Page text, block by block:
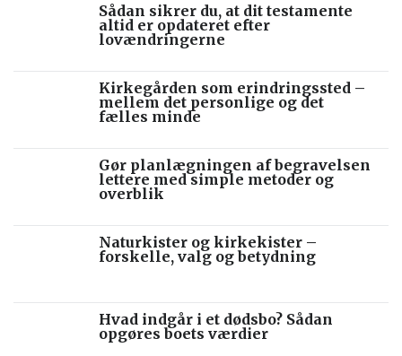
Sådan sikrer du, at dit testamente
altid er opdateret efter
lovændringerne
Kirkegården som erindringssted –
mellem det personlige og det
fælles minde
Gør planlægningen af begravelsen
lettere med simple metoder og
overblik
Naturkister og kirkekister –
forskelle, valg og betydning
Hvad indgår i et dødsbo? Sådan
opgøres boets værdier